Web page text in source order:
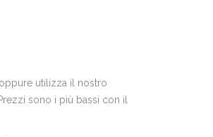
utilizza il nostro
sono i più bassi con il